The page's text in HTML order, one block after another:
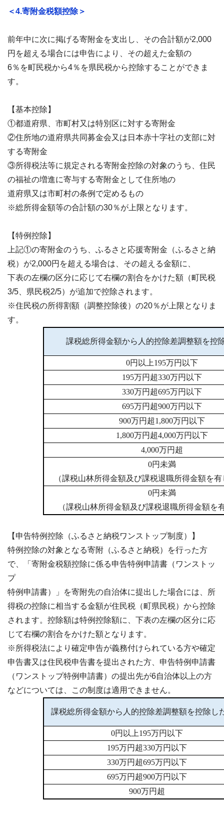
＜4.寄附金税額控除＞
前年中に次に掲げる寄附金を支出し、その合計額が2,000
円を超える場合には申告により、その超えた金額の
6％を町民税から4％を県民税から控除することができま
す。
【基本控除】
①都道府県、市町村又は特別区に対する寄附金
②住所地の道府県共同募金会又は日本赤十字社の支部に対
する寄附金
③所得税法等に規定される寄附金控除の対象のうち、住民
の福祉の増進に寄与する寄附金として住所地の
道府県又は市町村の条例で定めるもの
※総所得金額等の合計額の30％が上限となります。
【特例控除】
上記①の寄附金のうち、ふるさと応援寄附金（ふるさと納
税）が2,000円を超える場合は、その超える金額に、
下表の左欄の区分に応じて右欄の割合をかけた額（町民税
3/5、県民税2/5）が追加で控除されます。
※住民税の所得割額（調整控除後）の20％が上限となりま
す。
課税総所得金額から人的控除差調整額を控
0円以上195万円以下
195万円超330万円以下
330万円超695万円以下
695万円超900万円以下
900万円超1,800万円以下
1,800万円超4,000万円以下
4,000万円超
0円未満
（課税山林所得金額及び課税退職所得金額を
0円未満
（課税山林所得金額及び課税退職所得金額を
【申告特例控除（ふるさと納税ワンストップ制度）】
特例控除の対象となる寄附（ふるさと納税）を行った方
で、「寄附金税額控除に係る申告特例申請書（ワンストッ
プ
特例申請書）」を寄附先の自治体に提出した場合には、所
得税の控除に相当する金額が住民税（町県民税）から控除
されます。控除額は特例控除額に、下表の左欄の区分に応
じて右欄の割合をかけた額となります。
※所得税法により確定申告が義務付けられている方や確定
申告書又は住民税申告書を提出された方、申告特例申請書
（ワンストップ特例申請書）の提出先が6自治体以上の方
などについては、この制度は適用できません。
課税総所得金額から人的控除差調整額を控除し
0円以上195万円以下
195万円超330万円以下
330万円超695万円以下
695万円超900万円以下
900万円超